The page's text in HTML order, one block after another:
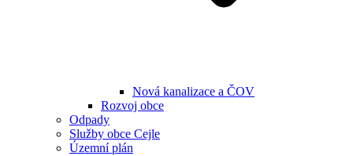
Nová kanalizace a ČOV
Rozvoj obce
Odpady
Služby obce Cejle
Územní plán